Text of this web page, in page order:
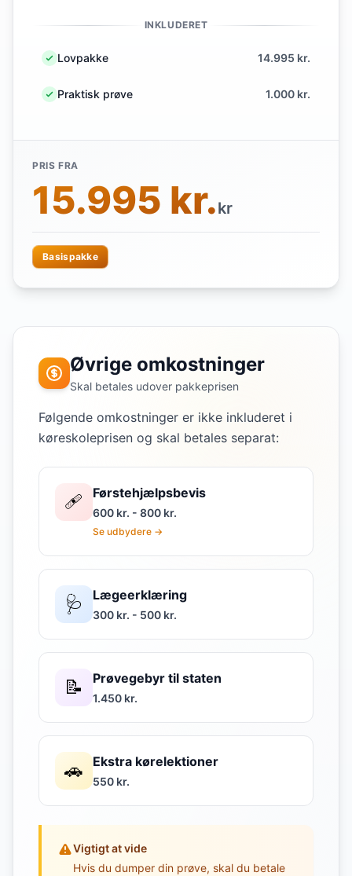
INKLUDERET
Lovpakke 14.995 kr.
Praktisk prøve 1.000 kr.
PRIS FRA
15.995 kr.kr
Basispakke
Øvrige omkostninger
Skal betales udover pakkeprisen
Følgende omkostninger er ikke inkluderet i
køreskoleprisen og skal betales separat:
🩹 Førstehjælpsbevis
600 kr. - 800 kr.
Se udbydere →
🩺 Lægeerklæring
300 kr. - 500 kr.
📝 Prøvegebyr til staten
1.450 kr.
🚗 Ekstra kørelektioner
550 kr.
Vigtigt at vide
Hvis du dumper din prøve, skal du betale